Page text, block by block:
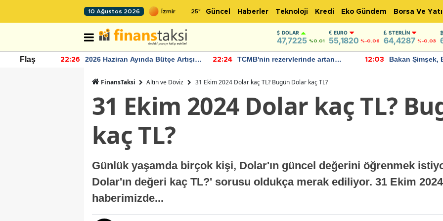
10 Ağustos 2026 25° Güncel Haberler Teknoloji Kredi Eko Gündem Borsa Ve
DOLAR
47,7225 %0.01
EURO
55,1820 %-0.06
STERLIN
64,4287 %-0.03
Flaş 22:26
2026 Haziran Ayında Bütçe Artışı
22:24
TCMB'nin rezervlerinde artan
12:03
Bakan Şimşek,
FinansTaksi Altın ve Döviz 31 Ekim 2024 Dolar kaç TL? Bugün Dolar kaç TL?
31 Ekim 2024 Dolar kaç TL?
kaç TL?
Günlük yaşamda birçok kişi, Dolar'ın güncel değerini öğrenmek
Dolar'ın değeri kaç TL?' sorusu oldukça merak ediliyor. 31 Ekim
haberimizde...